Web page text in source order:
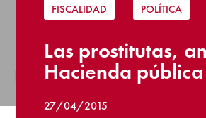
FISCALIDAD POLÍTICA
Las prostitutas,
Hacienda pública
27/04/2015